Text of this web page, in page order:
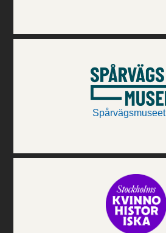
Spårvägsmuseet